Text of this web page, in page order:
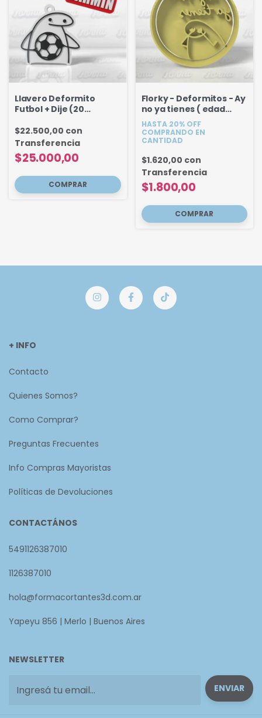
Llavero Deformito
Futbol + Dije (20
$25.000,00
$22.500,00 con
Transferencia
Florky - Deformitos - Ay
no ya tienes ( edad
cumple ) 6.5 cm
HASTA 20% OFF
COMPRANDO EN
CANTIDAD
$1.800,00
$1.620,00 con
Transferencia
+ INFO
Contacto
Quienes Somos?
Como Comprar?
Preguntas Frecuentes
Info Compras Mayoristas
Políticas de Devoluciones
CONTACTÁNOS
5491126387010
1126387010
hola@formacortantes3d.com.ar
Yapeyu 856 | Merlo | Buenos Aires
NEWSLETTER